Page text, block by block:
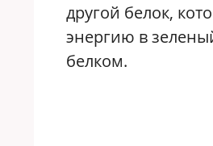
другой белок,
энергию в
белком.